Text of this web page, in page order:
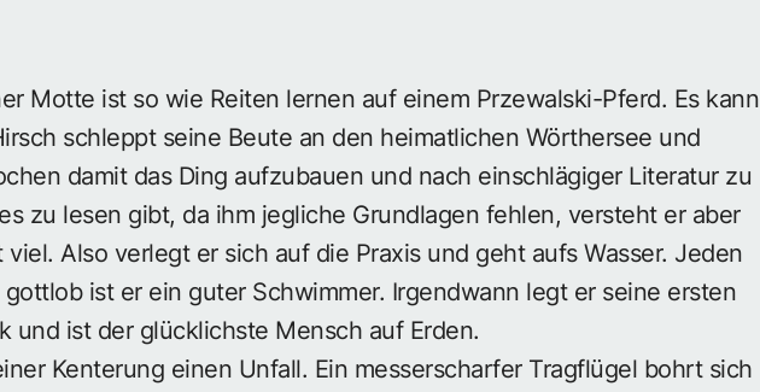
Motte ist so wie Reiten lernen auf einem Przewalski-Pferd. Es kann
schleppt seine Beute an den heimatlichen Wörthersee und
damit das Ding aufzubauen und nach einschlägiger Literatur zu
zu lesen gibt, da ihm jegliche Grundlagen fehlen, versteht er aber
Also verlegt er sich auf die Praxis und geht aufs Wasser. Jeden
ist er ein guter Schwimmer. Irgendwann legt er seine ersten
und ist der glücklichste Mensch auf Erden.
Kenterung einen Unfall. Ein messerscharfer Tragflügel bohrt sich